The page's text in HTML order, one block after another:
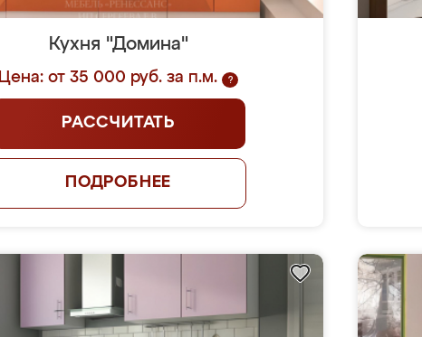
Кухня "Домина"
Цена: от 35 000 руб. за п.м. ?
РАССЧИТАТЬ
ПОДРОБНЕЕ